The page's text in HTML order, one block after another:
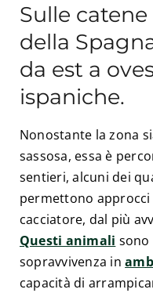
Sulle
della
da est a
ispaniche.
Nonostante la zona
sassosa, essa è
sentieri, alcuni dei
permettono
cacciatore, dal più
Questi animali
sopravvivenza in
capacità di